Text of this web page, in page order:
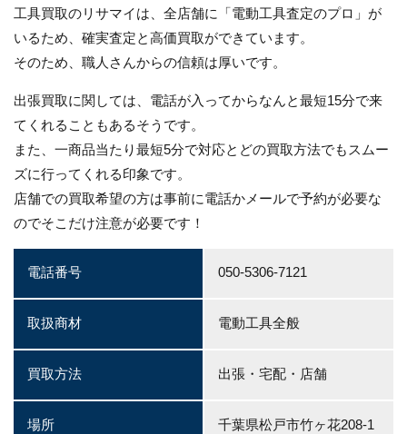
工具買取のリサマイは、全店舗に「電動工具査定のプロ」が
いるため、確実査定と高価買取ができています。
そのため、職人さんからの信頼は厚いです。
出張買取に関しては、電話が入ってからなんと最短15分で来
てくれることもあるそうです。
また、一商品当たり最短5分で対応とどの買取方法でもスムー
ズに行ってくれる印象です。
店舗での買取希望の方は事前に電話かメールで予約が必要な
のでそこだけ注意が必要です！
電話番号 050-5306-7121
取扱商材 電動工具全般
買取方法 出張・宅配・店舗
場所 千葉県松戸市竹ヶ花208-1